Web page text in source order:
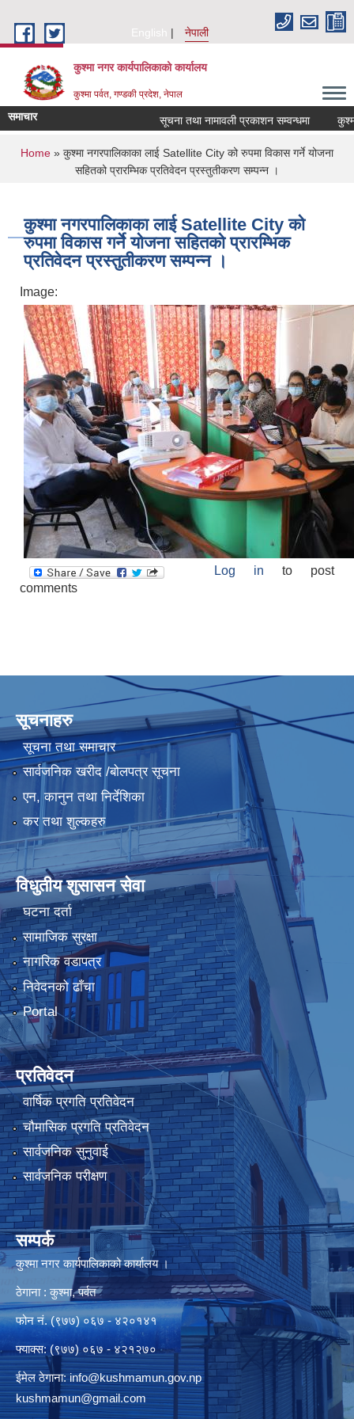
English
नेपाली
कुश्मा नगर कार्यपालिकाको कार्यालय
कुश्मा पर्वत, गण्डकी प्रदेश, नेपाल
समाचार सूचना तथा नामावली प्रकाशन सम्वन्धमा कुश्मा
You are here
Home » कुश्मा नगरपालिकाका लाई Satellite City को रुपमा विकास गर्ने योजना
सहितको प्रारम्भिक प्रतिवेदन प्रस्तुतीकरण सम्पन्न ।
कुश्मा नगरपालिकाका लाई Satellite City को
रुपमा विकास गर्ने योजना सहितको प्रारम्भिक
प्रतिवेदन प्रस्तुतीकरण सम्पन्न ।
Image:
Log in to post
comments
सूचनाहरु
सूचना तथा समाचार
सार्वजनिक खरीद /बोलपत्र सूचना
एन, कानुन तथा निर्देशिका
कर तथा शुल्कहरु
विधुतीय शुसासन सेवा
घटना दर्ता
सामाजिक सुरक्षा
नागरिक वडापत्र
निवेदनको ढाँचा
Portal
प्रतिवेदन
वार्षिक प्रगति प्रतिवेदन
चौमासिक प्रगति प्रतिवेदन
सार्वजनिक सुनुवाई
सार्वजनिक परीक्षण
सम्पर्क
कुश्मा नगर कार्यपालिकाको कार्यालय ।
ठेगाना : कुश्मा, पर्वत
फोन नं. (९७७) ०६७ - ४२०१४१
फ्याक्स: (९७७) ०६७ - ४२१२७०
ईमेल ठेगाना:info@kushmamun.gov.np
kushmamun@gmail.com